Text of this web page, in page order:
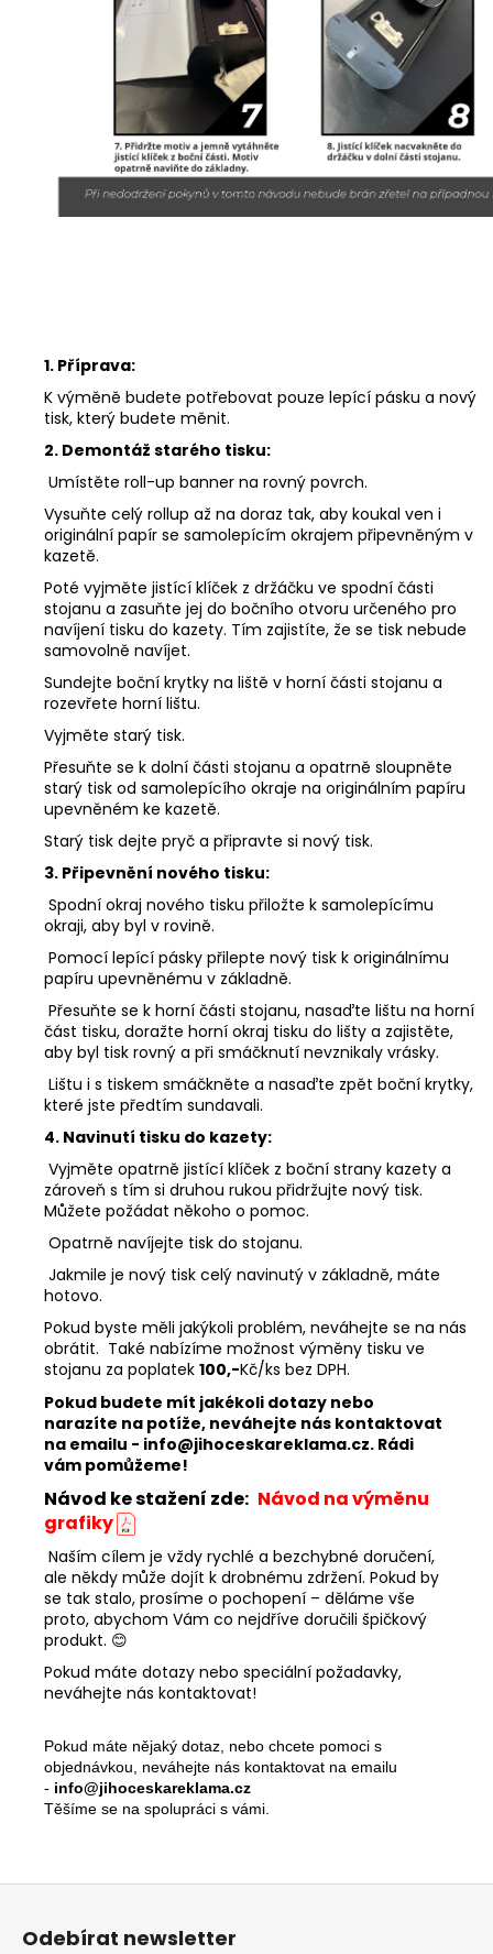
1. Příprava:
K výměně budete potřebovat pouze lepící pásku a nový
tisk, který budete měnit.
2. Demontáž starého tisku:
Umístěte roll-up banner na rovný povrch.
Vysuňte celý rollup až na doraz tak, aby koukal ven i
originální papír se samolepícím okrajem připevněným v
kazetě.
Poté vyjměte jistící klíček z držáčku ve spodní části
stojanu a zasuňte jej do bočního otvoru určeného pro
navíjení tisku do kazety. Tím zajistíte, že se tisk nebude
samovolně navíjet.
Sundejte boční krytky na liště v horní části stojanu a
rozevřete horní lištu.
Vyjměte starý tisk.
Přesuňte se k dolní části stojanu a opatrně sloupněte
starý tisk od samolepícího okraje na originálním papíru
upevněném ke kazetě.
Starý tisk dejte pryč a připravte si nový tisk.
3. Připevnění nového tisku:
Spodní okraj nového tisku přiložte k samolepícímu
okraji, aby byl v rovině.
Pomocí lepící pásky přilepte nový tisk k originálnímu
papíru upevněnému v základně.
Přesuňte se k horní části stojanu, nasaďte lištu na horní
část tisku, doražte horní okraj tisku do lišty a zajistěte,
aby byl tisk rovný a při smáčknutí nevznikaly vrásky.
Lištu i s tiskem smáčkněte a nasaďte zpět boční krytky,
které jste předtím sundavali.
4. Navinutí tisku do kazety:
Vyjměte opatrně jistící klíček z boční strany kazety a
zároveň s tím si druhou rukou přidržujte nový tisk.
Můžete požádat někoho o pomoc.
Opatrně navíjejte tisk do stojanu.
Jakmile je nový tisk celý navinutý v základně, máte
hotovo.
Pokud byste měli jakýkoli problém, neváhejte se na nás
obrátit. Také nabízíme možnost výměny tisku ve
stojanu za poplatek 100,-Kč/ks bez DPH.
Pokud budete mít jakékoli dotazy nebo
narazíte na potíže, neváhejte nás kontaktovat
na emailu - info@jihoceskareklama.cz. Rádi
vám pomůžeme!
Návod ke stažení zde: Návod na výměnu
grafiky
Naším cílem je vždy rychlé a bezchybné doručení,
ale někdy může dojít k drobnému zdržení. Pokud by
se tak stalo, prosíme o pochopení – děláme vše
proto, abychom Vám co nejdříve doručili špičkový
produkt. 😊
Pokud máte dotazy nebo speciální požadavky,
neváhejte nás kontaktovat!
Pokud máte nějaký dotaz, nebo chcete pomoci s
objednávkou, neváhejte nás kontaktovat na emailu
- info@jihoceskareklama.cz
Těšíme se na spolupráci s vámi.
Odebírat newsletter